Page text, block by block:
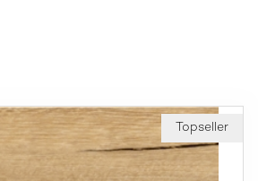
Topseller